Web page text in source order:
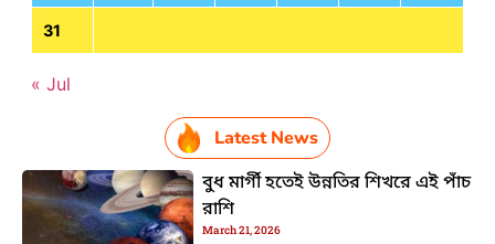
31
« Jul
Latest News
বুধ মার্গী হতেই উন্নতির শিখরে এই পাঁচ
রাশি
March 21, 2026